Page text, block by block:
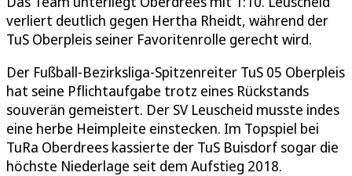
verliert deutlich gegen Hertha Rheidt, während der
TuS Oberpleis seiner Favoritenrolle gerecht wird.
Der Fußball-Bezirksliga-Spitzenreiter TuS 05 Oberpleis
hat seine Pflichtaufgabe trotz eines Rückstands
souverän gemeistert. Der SV Leuscheid musste indes
eine herbe Heimpleite einstecken. Im Topspiel bei
TuRa Oberdrees kassierte der TuS Buisdorf sogar die
höchste Niederlage seit dem Aufstieg 2018.